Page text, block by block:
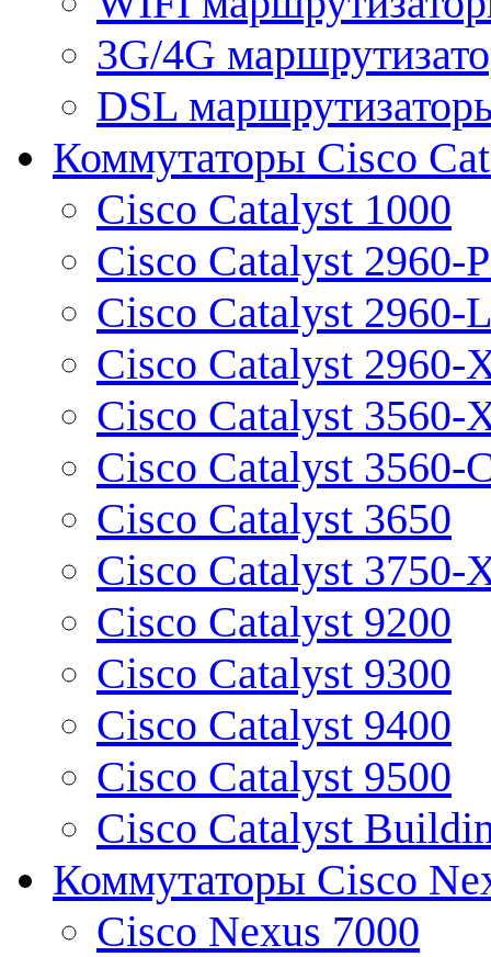
3G/4G
DSL
Коммутаторы Cisco
Cisco Catalyst 1000
Cisco Catalyst 2960-
Cisco Catalyst 2960-L
Cisco Catalyst 2960-
Cisco Catalyst 3560-
Cisco Catalyst 3560-
Cisco Catalyst 3650
Cisco Catalyst 3750-
Cisco Catalyst 9200
Cisco Catalyst 9300
Cisco Catalyst 9400
Cisco Catalyst 9500
Cisco Catalyst
Коммутаторы Cisco
Cisco Nexus 7000